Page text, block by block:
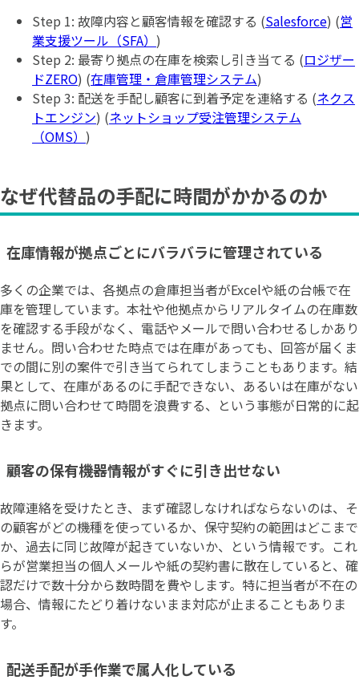
Step 1: 故障内容と顧客情報を確認する (Salesforce) (営
業支援ツール（SFA） )
Step 2: 最寄り拠点の在庫を検索し引き当てる (ロジザー
ドZERO) (在庫管理・倉庫管理システム)
Step 3: 配送を手配し顧客に到着予定を連絡する (ネクス
トエンジン) (ネットショップ受注管理システム
（OMS） )
なぜ代替品の手配に時間がかかるのか
在庫情報が拠点ごとにバラバラに管理されている
多くの企業では、各拠点の倉庫担当者がExcelや紙の台帳で在
庫を管理しています。本社や他拠点からリアルタイムの在庫数
を確認する手段がなく、電話やメールで問い合わせるしかあり
ません。問い合わせた時点では在庫があっても、回答が届くま
での間に別の案件で引き当てられてしまうこともあります。結
果として、在庫があるのに手配できない、あるいは在庫がない
拠点に問い合わせて時間を浪費する、という事態が日常的に起
きます。
顧客の保有機器情報がすぐに引き出せない
故障連絡を受けたとき、まず確認しなければならないのは、そ
の顧客がどの機種を使っているか、保守契約の範囲はどこまで
か、過去に同じ故障が起きていないか、という情報です。これ
らが営業担当の個人メールや紙の契約書に散在していると、確
認だけで数十分から数時間を費やします。特に担当者が不在の
場合、情報にたどり着けないまま対応が止まることもありま
す。
配送手配が手作業で属人化している